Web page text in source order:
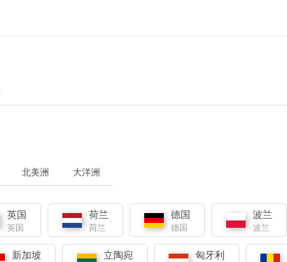
北美洲 大洋洲
英国
英国
荷兰
荷兰
德国
德国
波兰
波兰
新加坡 立陶宛 匈牙利